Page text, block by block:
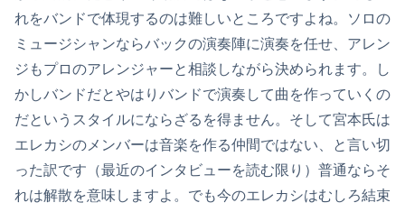
れをバンドで体現するのは難しいところですよね。ソロの
ミュージシャンならバックの演奏陣に演奏を任せ、アレン
ジもプロのアレンジャーと相談しながら決められます。し
かしバンドだとやはりバンドで演奏して曲を作っていくの
だというスタイルにならざるを得ません。そして宮本氏は
エレカシのメンバーは音楽を作る仲間ではない、と言い切
った訳です（最近のインタビューを読む限り）普通ならそ
れは解散を意味しますよ。でも今のエレカシはむしろ結束